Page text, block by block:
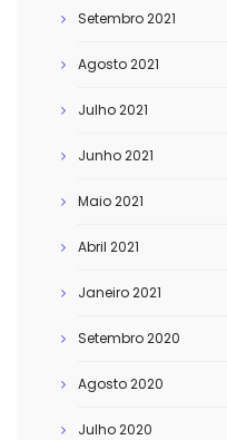
Setembro 2021
Agosto 2021
Julho 2021
Junho 2021
Maio 2021
Abril 2021
Janeiro 2021
Setembro 2020
Agosto 2020
Julho 2020